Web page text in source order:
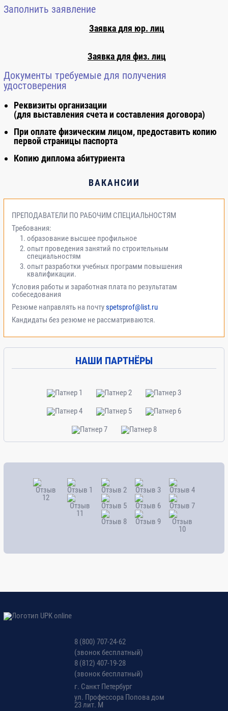
Заполнить заявление
Заявка для юр. лиц
Заявка для физ. лиц
Документы требуемые для получения
удостоверения
Реквизиты организации
(для выставления счета и составления договора)
При оплате физическим лицом, предоставить копию
первой страницы паспорта
Копию диплома абитуриента
ВАКАНСИИ
ПРЕПОДАВАТЕЛИ ПО РАБОЧИМ СПЕЦИАЛЬНОСТЯМ
Требования:
образование высшее профильное
опыт проведения занятий по строительным
специальностям
опыт разработки учебных программ повышения
квалификации.
Условия работы и заработная плата по результатам
собеседования
Резюме направлять на почтуspetsprof@list.ru
Кандидаты без резюме не рассматриваются.
НАШИ ПАРТНЁРЫ
8 (800) 707-24-62
(звонок бесплатный)
8 (812) 407-19-28
(звонок бесплатный)
г. Санкт Петербург
ул. Профессора Попова дом
23 лит. М